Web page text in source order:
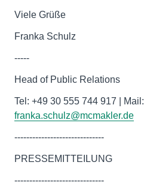
Viele Grüße
Franka Schulz
-----
Head of Public Relations
Tel: +49 30 555 744 917 | Mail:
franka.schulz@mcmakler.de
------------------------------
PRESSEMITTEILUNG
------------------------------